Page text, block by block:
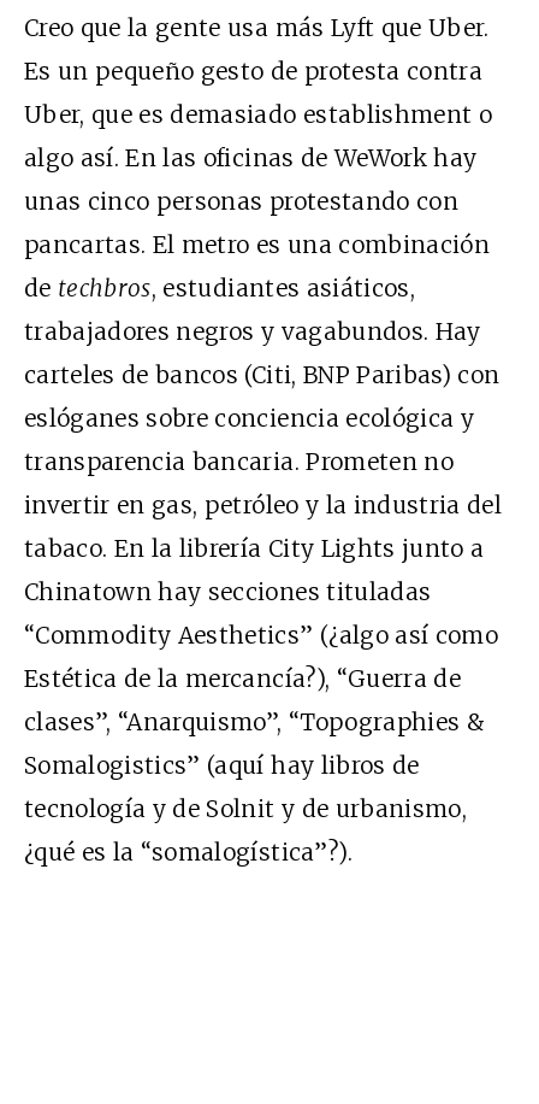
Creo que la gente usa más Lyft que Uber.
Es un pequeño gesto de protesta contra
Uber, que es demasiado establishment o
algo así. En las oficinas de WeWork hay
unas cinco personas protestando con
pancartas. El metro es una combinación
de techbros, estudiantes asiáticos,
trabajadores negros y vagabundos. Hay
carteles de bancos (Citi, BNP Paribas) con
eslóganes sobre conciencia ecológica y
transparencia bancaria. Prometen no
invertir en gas, petróleo y la industria del
tabaco. En la librería City Lights junto a
Chinatown hay secciones tituladas
“Commodity Aesthetics” (¿algo así como
Estética de la mercancía?), “Guerra de
clases”, “Anarquismo”, “Topographies &
Somalogistics” (aquí hay libros de
tecnología y de Solnit y de urbanismo,
¿qué es la “somalogística”?).